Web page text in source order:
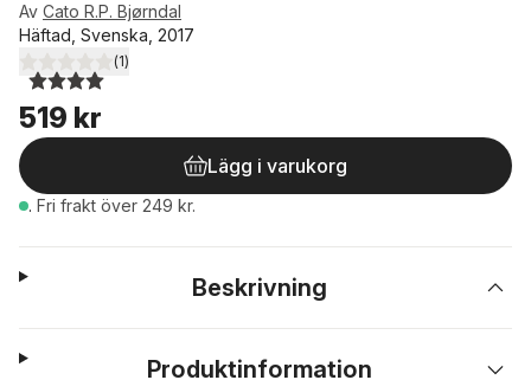
Av Cato R.P. Bjørndal
Häftad, Svenska, 2017
4,0utav 5 stjärnor. Totalt antal röster:
(1)
519 kr
Lägg i varukorg
. Fri frakt över 249 kr.
Beskrivning
Produktinformation